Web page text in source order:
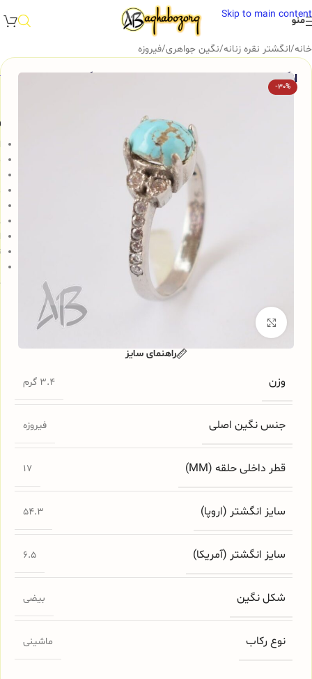
Skip to main content
منو
خانه/انگشتر نقره زنانه/نگین جواهری/فیروزه
انگشتر نقره زنانه فیروزه نیشابور اصل آقابزرگ کد 592
-30%
برای بزرگنمایی کلیک کنید
وزن 3.4 گرم
جنس نگین اصلی فیروزه
قطر داخلی حلقه (MM) 17
سایز انگشتر (اروپا) 54.3
سایز انگشتر (آمریکا) 6.5
شکل نگین بیضی
نوع رکاب ماشینی
راهنمای سایز